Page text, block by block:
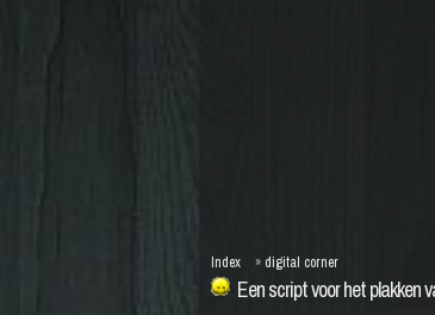
Een script voor het plakken
Index » digital corner